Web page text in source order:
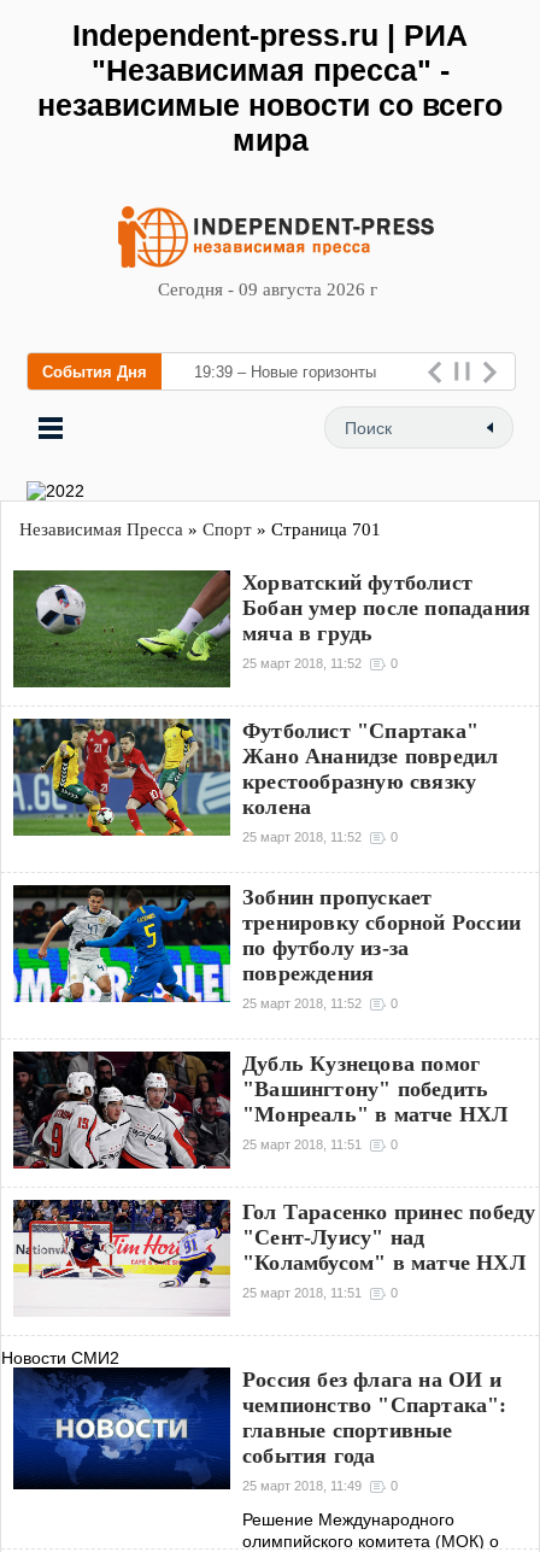
Independent-press.ru | РИА
"Независимая пресса" -
независимые новости со всего
мира
Сегодня - 09 августа 2026 г
События Дня 19:39 – Новые горизонты
флебологии: в Москве
открылся «Городской центр
Независимая Пресса » Спорт » Страница 701
Хорватский футболист
Бобан умер после попадания
мяча в грудь
25 март 2018, 11:52 0
Футболист "Спартака"
Жано Ананидзе повредил
крестообразную связку
колена
25 март 2018, 11:52 0
Зобнин пропускает
тренировку сборной России
по футболу из-за
повреждения
25 март 2018, 11:52 0
Дубль Кузнецова помог
"Вашингтону" победить
"Монреаль" в матче НХЛ
25 март 2018, 11:51 0
Гол Тарасенко принес победу
"Сент-Луису" над
"Коламбусом" в матче НХЛ
25 март 2018, 11:51 0
Новости СМИ2
Россия без флага на ОИ и
чемпионство "Спартака":
главные спортивные
события года
25 март 2018, 11:49 0
Решение Международного
олимпийского комитета (МОК) о